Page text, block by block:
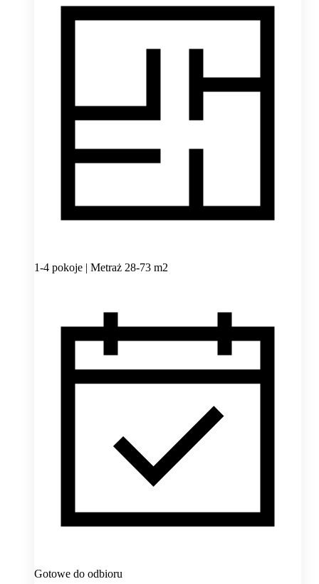
1-4 pokoje | Metraż 28-73 m2
Gotowe do odbioru